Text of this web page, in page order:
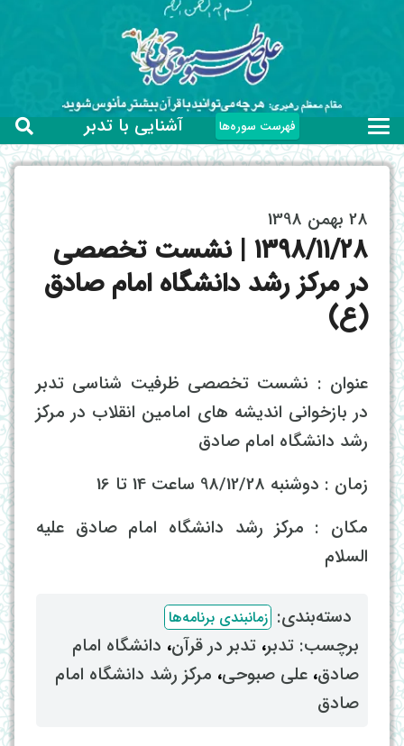
فهرست سوره‌ها آشنایی با تدبر
28 بهمن 1398
۱۳۹۸/۱۱/۲۸ | نشست تخصصی
در مرکز رشد دانشگاه امام صادق
(ع)
عنوان : نشست تخصصی ظرفیت شناسی تدبر
در بازخوانی اندیشه های امامین انقلاب در مرکز
رشد دانشگاه امام صادق
زمان : دوشنبه 98/12/28 ساعت 14 تا 16
مکان : مرکز رشد دانشگاه امام صادق علیه
السلام
دسته‌بندی: ‌ زمانبندی برنامه‌ها
برچسب: ‌ تدبر، ‌ تدبر در قرآن، ‌ دانشگاه امام
صادق، ‌ علی صبوحی، ‌ مرکز رشد دانشگاه امام
صادق